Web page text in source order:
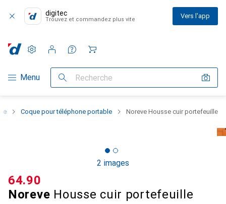
digitec
Trouvez et commandez plus vite Vers l'app
Navigation par catégorie
Menu Recherche
Paramètres
Compte client
Listes de comparaison
Listes d'envies
Panier
Coque pour téléphone portable Noreve Housse cuir portefeuille
2 images
Noreve Housse cuir portefeuille
CHF
64.90